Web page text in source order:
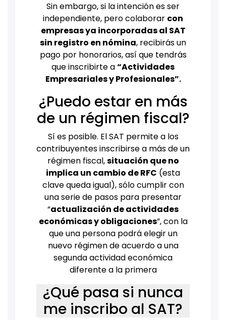
Sin embargo, si la intención es ser
independiente, pero colaborar con
empresas ya incorporadas al SAT
sin registro en nómina, recibirás un
pago por honorarios, así que tendrás
que inscribirte a“Actividades
Empresariales y Profesionales”.
¿Puedo estar en más
de un régimen fiscal?
Sí es posible. El SAT permite a los
contribuyentes inscribirse a más de un
régimen fiscal,situación que no
implica un cambio de RFC (esta
clave queda igual), sólo cumplir con
una serie de pasos para presentar
“actualización de actividades
económicas y obligaciones”, con la
que una persona podrá elegir un
nuevo régimen de acuerdo a una
segunda actividad económica
diferente a la primera
¿Qué pasa si nunca
me inscribo al SAT?